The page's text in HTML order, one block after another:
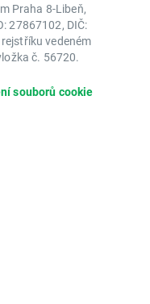
Praha 8-Libeň,
27867102, DIČ:
vedeném
č. 56720.
souborů cookie